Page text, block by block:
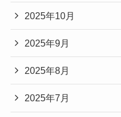
2025年10月
2025年9月
2025年8月
2025年7月